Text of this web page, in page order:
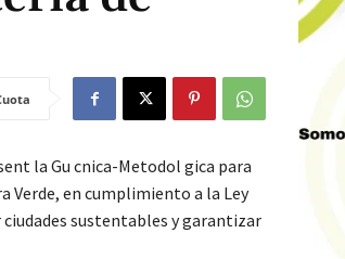
la Gu cnica-Metodol gica para
Verde, en cumplimiento a la Ley
sustentables y garantizar